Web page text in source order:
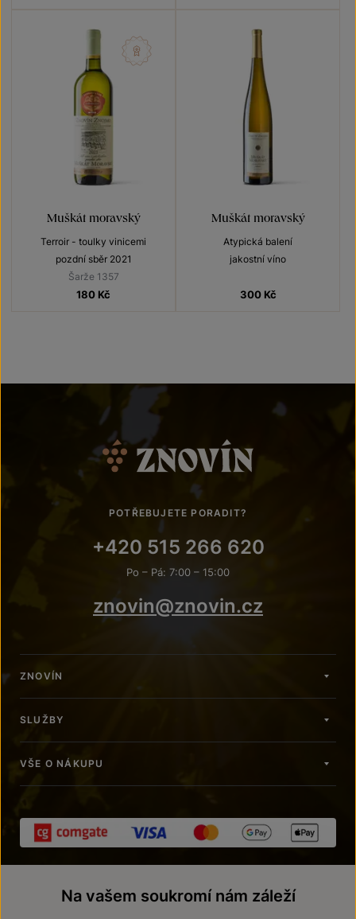
Muškát moravský
Terroir - toulky vinicemi
pozdní sběr 2021
Šarže 1357
180 Kč
Muškát moravský
Atypická balení
jakostní víno
300 Kč
POTŘEBUJETE PORADIT?
+420 515 266 620
Po – Pá: 7:00 – 15:00
znovin@znovin.cz
ZNOVÍN
SLUŽBY
VŠE O NÁKUPU
Na vašem soukromí nám záleží